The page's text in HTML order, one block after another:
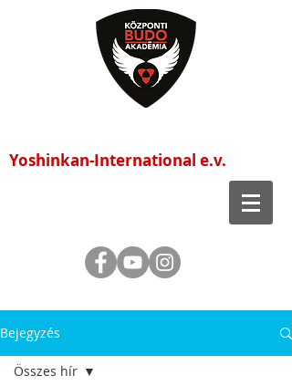
Yoshinkan-International e.v.
Bejegyzés
Összes hír